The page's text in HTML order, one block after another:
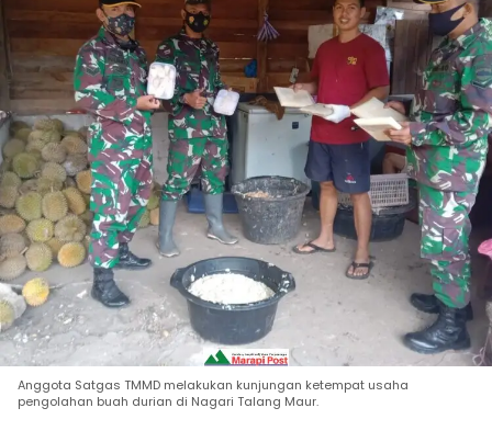
Anggota Satgas TMMD melakukan kunjungan ketempat usaha
pengolahan buah durian di Nagari Talang Maur.